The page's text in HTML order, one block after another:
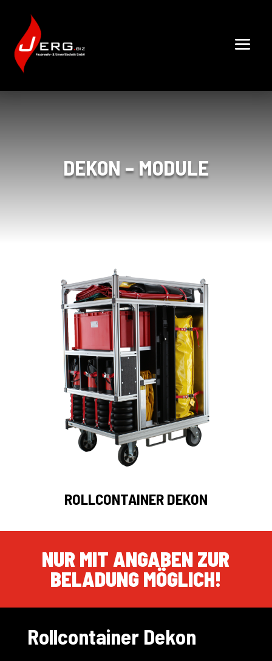
DEKON – MODULE
ROLLCONTAINER DEKON
NUR MIT ANGABEN ZUR
BELADUNG MÖGLICH!
Rollcontainer Dekon